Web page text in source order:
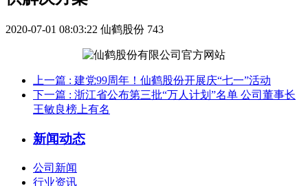
2020-07-01 08:03:22 仙鹤股份 743
上一篇 : 建党99周年！仙鹤股份开展庆“七一”活动
下一篇 : 浙江省公布第三批“万人计划”名单 公司董事长
王敏良榜上有名
新闻动态
公司新闻
行业资讯